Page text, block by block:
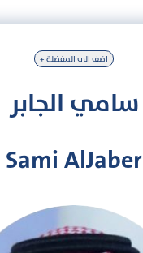
+ اضف الى المفضلة
سامي الجابر
Sami AlJaber